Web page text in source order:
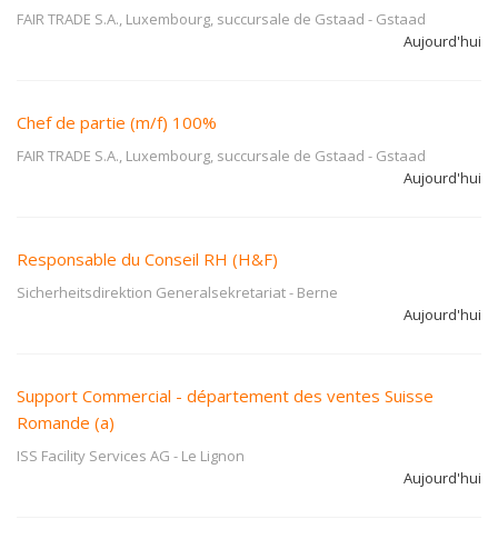
FAIR TRADE S.A., Luxembourg, succursale de Gstaad - Gstaad
Aujourd'hui
Chef de partie (m/f) 100%
FAIR TRADE S.A., Luxembourg, succursale de Gstaad - Gstaad
Aujourd'hui
Responsable du Conseil RH (H&F)
Sicherheitsdirektion Generalsekretariat- Berne
Aujourd'hui
Support Commercial - département des ventes Suisse
Romande (a)
ISS Facility Services AG - Le Lignon
Aujourd'hui